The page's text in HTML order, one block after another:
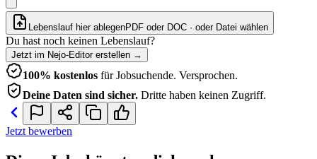
Lebenslauf hier ablegenPDF oder DOC · oder Datei wählen
Du hast noch keinen Lebenslauf?
Jetzt im Nejo-Editor erstellen →
100% kostenlos für Jobsuchende. Versprochen.
Deine Daten sind sicher. Dritte haben keinen Zugriff.
Jetzt bewerben